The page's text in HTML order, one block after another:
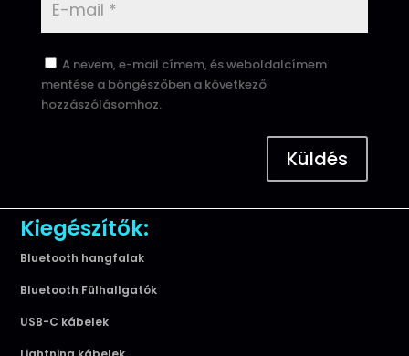
A nevem, e-mail címem, és weboldalcímem
mentése a böngészőben a következő
hozzászólásomhoz.
Küldés
Kiegészítők:
Bluetooth hangfalak
Bluetooth Fülhallgatók
USB-C kábelek